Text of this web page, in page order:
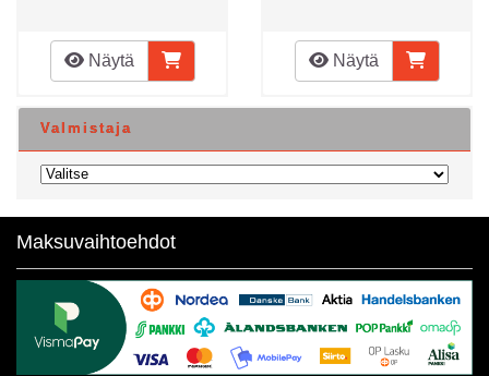
Näytä Näytä
Valmistaja
Maksuvaihtoehdot